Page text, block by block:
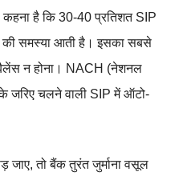
है कि 30-40 प्रतिशत SIP
समस्या आती है। इसका सबसे
न होना। NACH (नेशनल
जरिए चलने वाली SIP में ऑटो-
जाए, तो बैंक तुरंत जुर्माना वसूल